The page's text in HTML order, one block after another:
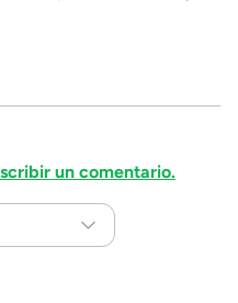
un comentario.